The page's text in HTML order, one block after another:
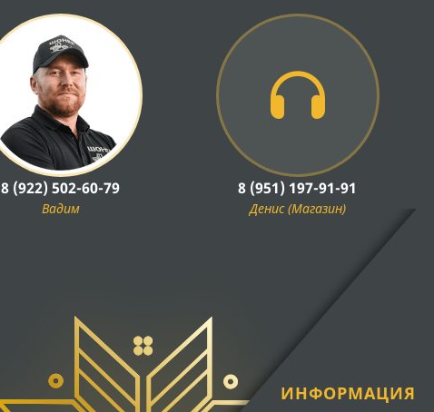
8 (922) 502-60-79
Вадим
8 (951) 197-91-91
Денис (Магазин)
ИНФОРМАЦИЯ